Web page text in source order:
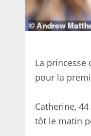
La princesse
pour la
Catherine,
tôt le matin